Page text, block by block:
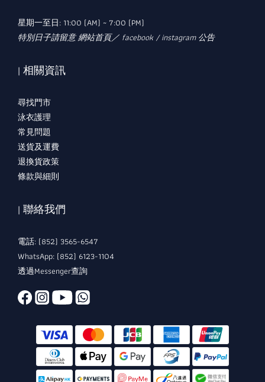
星期一至日: 11:00 (AM) ~ 7:00 (PM)
特別日子請留意 網站首頁／ facebook / instagram 公告
| 相關資訊
尋找門市
泳衣護理
常見問題
送貨及運費
退換貨政策
條款與細則
| 聯絡我們
電話: (852) 3565-6547
WhatsApp: (852) 6123-1104
透過Messenger查詢